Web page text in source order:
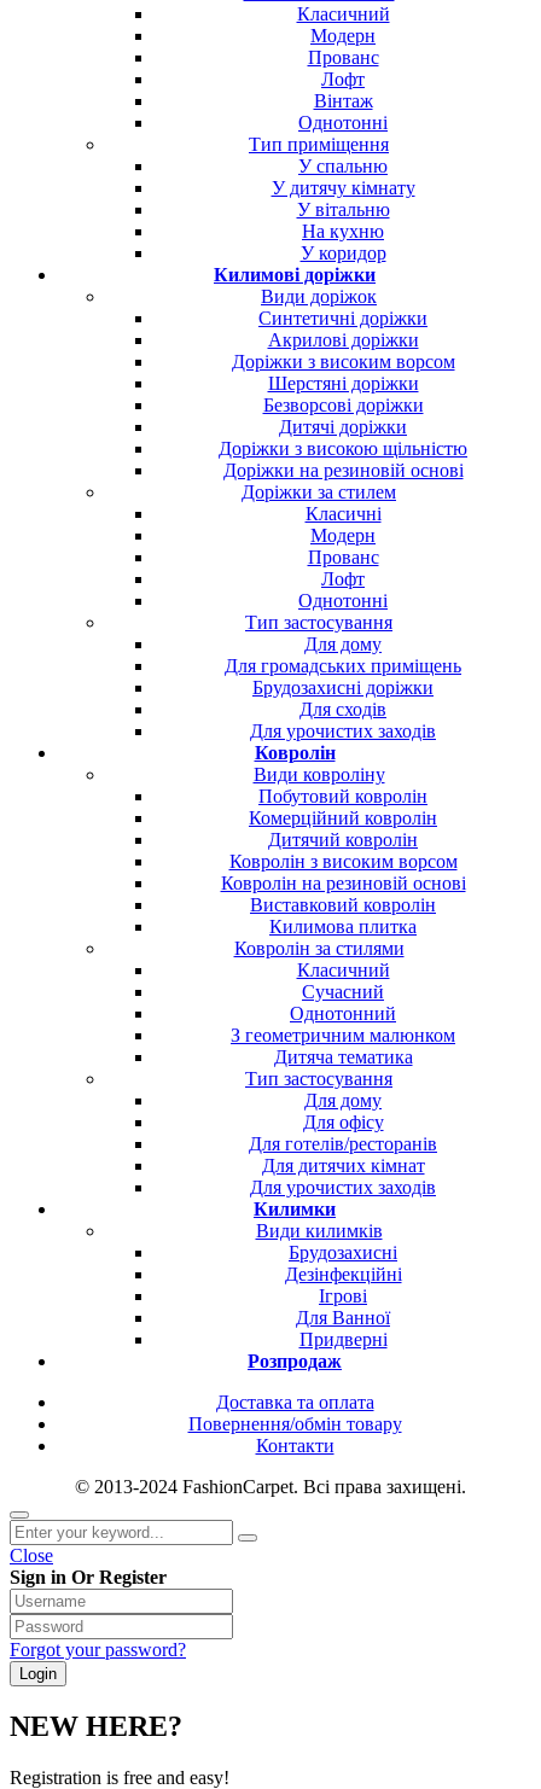
Класичний
Модерн
Прованс
Лофт
Вінтаж
Однотонні
Тип приміщення
У спальню
У дитячу кімнату
У вітальню
На кухню
У коридор
Килимові доріжки
Види доріжок
Синтетичні доріжки
Акрилові доріжки
Доріжки з високим ворсом
Шерстяні доріжки
Безворсові доріжки
Дитячі доріжки
Доріжки з високою щільністю
Доріжки на резиновій основі
Доріжки за стилем
Класичні
Модерн
Прованс
Лофт
Однотонні
Тип застосування
Для дому
Для громадських приміщень
Брудозахисні доріжки
Для сходів
Для урочистих заходів
Ковролін
Види ковроліну
Побутовий ковролін
Комерційний ковролін
Дитячий ковролін
Ковролін з високим ворсом
Ковролін на резиновій основі
Виставковий ковролін
Килимова плитка
Ковролін за стилями
Класичний
Сучасний
Однотонний
З геометричним малюнком
Дитяча тематика
Тип застосування
Для дому
Для офісу
Для готелів/ресторанів
Для дитячих кімнат
Для урочистих заходів
Килимки
Види килимків
Брудозахисні
Дезінфекційні
Ігрові
Для Ванної
Придверні
Розпродаж
Доставка та оплата
Повернення/обмін товару
Контакти
© 2013-2024 FashionCarpet. Всі права захищені.
Close
Sign in Or Register
Forgot your password?
NEW HERE?
Registration is free and easy!